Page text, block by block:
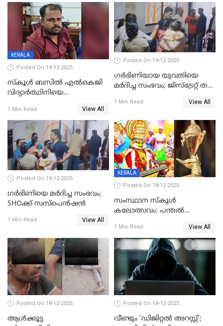
സഹോദരിപുത്രന് ജീവപര്യന്തം
റിപ്പോർട്ട്
KERALA
Posted On 19-12-2025
സ്കൂൾ ബസിൽ എൽകെജി
വിദ്യാര്‍ത്ഥിനിയെ
ക്ലീനര്‍ പിടിയിൽ
1 Min Read View All
Posted On 19-12-2025
ഗര്‍ഭിണിയായ യുവതിയെ
മര്‍ദിച്ച സംഭവം; ജിസ്‌ട്രേറ്റ് തല
യുവതി
1 Min Read View All
Posted On 19-12-2025
ഗര്‍ഭിണിയെ മർദിച്ച സംഭവം;
SHOക്ക് സസ്പെൻഷൻ
1 Min Read View All
KERALA
Posted On 18-12-2025
സംസ്ഥാന സ്കൂൾ
കലോത്സവം: പന്തൽ
1 Min Read View All
Posted On 18-12-2025
ആൾക്കൂട്ട
Posted On 18-12-2025
വീണ്ടും 'ഡിജിറ്റല്‍ അറസ്റ്റ്';